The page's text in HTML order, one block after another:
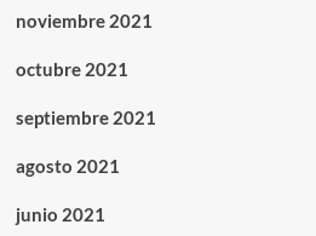
noviembre 2021
octubre 2021
septiembre 2021
agosto 2021
junio 2021